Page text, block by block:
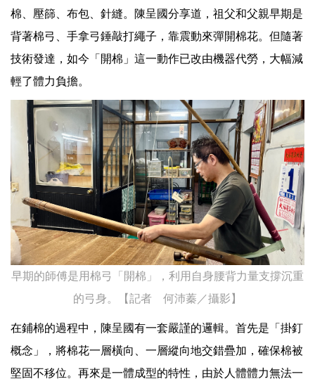
棉、壓篩、布包、針縫。陳呈國分享道，祖父和父親早期是
背著棉弓、手拿弓錘敲打繩子，靠震動來彈開棉花。但隨著
技術發達，如今「開棉」這一動作已改由機器代勞，大幅減
輕了體力負擔。
早期的師傅是用棉弓「開棉」，利用自身腰背力量支撐沉重
的弓身。【記者 何沛蓁／攝影】
在鋪棉的過程中，陳呈國有一套嚴謹的邏輯。首先是「掛釘
概念」，將棉花一層橫向、一層縱向地交錯疊加，確保棉被
堅固不移位。再來是一體成型的特性，由於人體體力無法一